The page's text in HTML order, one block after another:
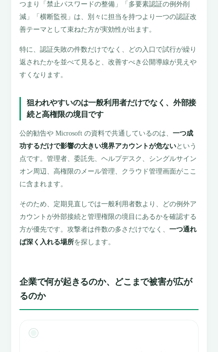
つまり「禁止パスワードの整備」「多要素認証の例外削
減」「横断監視」は、別々に担当を持つより一つの認証改
善テーマとして束ねた方が実効性が出ます。
特に、認証失敗の件数だけでなく、どの入口で試行が繰り
返されたかを並べて見ると、改善すべき公開導線が見えや
すくなります。
狙われやすいのは一般利用者だけでなく、外部接
続と高権限の境目です
公的勧告や Microsoft の資料で共通しているのは、一つ成
功するだけで影響の大きい境界アカウントが危ないという
点です。管理者、委託先、ヘルプデスク、シングルサイン
オン周辺、高権限のメール管理、クラウド管理画面がここ
に含まれます。
そのため、定期見直しでは一般利用者数より、どの例外ア
カウントが外部接続と管理権限の境目にあるかを確認する
方が優先です。攻撃者は件数の多さだけでなく、一つ通れ
ば深く入れる場所を探します。
企業で何が起きるのか、どこまで被害が広が
るのか